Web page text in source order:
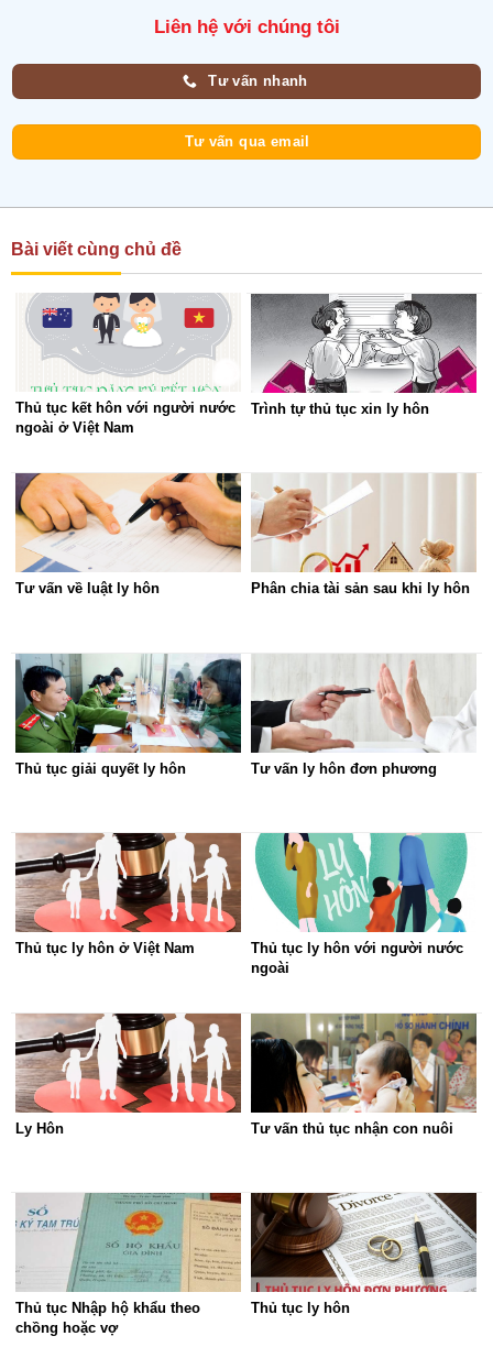
Liên hệ với chúng tôi
Tư vấn nhanh
Tư vấn qua email
Bài viết cùng chủ đề
Thủ tục kết hôn với người nước
ngoài ở Việt Nam
Trình tự thủ tục xin ly hôn
Tư vấn về luật ly hôn Phân chia tài sản sau khi ly hôn
Thủ tục giải quyết ly hôn Tư vấn ly hôn đơn phương
Thủ tục ly hôn ở Việt Nam
Thủ tục ly hôn với người nước
ngoài
Ly Hôn Tư vấn thủ tục nhận con nuôi
Thủ tục Nhập hộ khẩu theo
chồng hoặc vợ
Thủ tục ly hôn